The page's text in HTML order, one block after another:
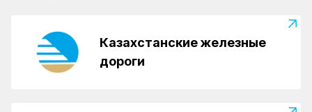
Казахстанские железные
дороги